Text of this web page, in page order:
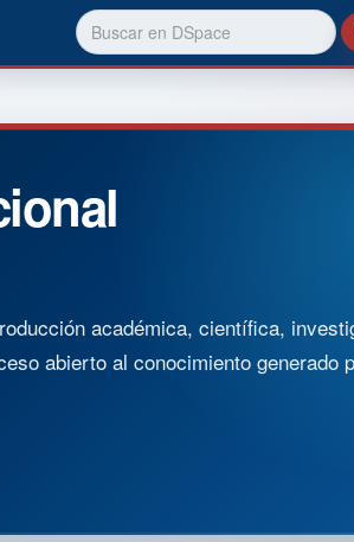
académica, científica,
abierto al conocimiento generado